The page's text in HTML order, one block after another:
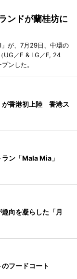
ンドが蘭桂坊に
が、7月29日、中環の
UG／F & LG／F, 24
ンした。
が香港初上陸 香港ス
ラン「Mala Mia」
向を凝らした「月
フードコート